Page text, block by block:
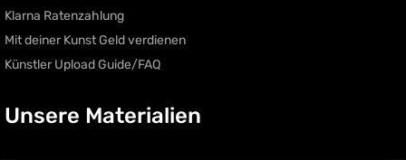
Klarna Ratenzahlung
Mit deiner Kunst Geld verdienen
Künstler Upload Guide/FAQ
Unsere Materialien